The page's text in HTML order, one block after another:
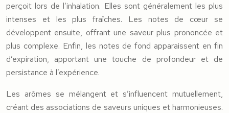
perçoit lors de l’inhalation. Elles sont généralement les plus
intenses et les plus fraîches. Les notes de cœur se
développent ensuite, offrant une saveur plus prononcée et
plus complexe. Enfin, les notes de fond apparaissent en fin
d’expiration, apportant une touche de profondeur et de
persistance à l’expérience.
Les arômes se mélangent et s’influencent mutuellement,
créant des associations de saveurs uniques et harmonieuses.